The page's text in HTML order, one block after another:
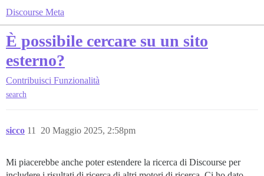
Discourse Meta
È possibile cercare su un sito
esterno?
Contribuisci Funzionalità
search
sicco 20 Maggio 2025, 2:58pm
11
Mi piacerebbe anche poter estendere la ricerca di Discourse per